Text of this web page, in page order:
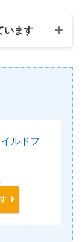
います
イルドフ